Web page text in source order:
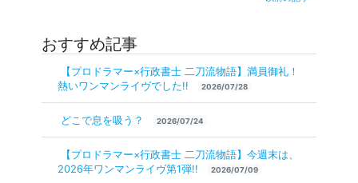
おすすめ記事
【プロドラマー×行政書士 二刀流物語】満員御礼！
熱いワンマンライヴでした!!
2026/07/28
どこで息を吸う？ 2026/07/24
【プロドラマー×行政書士 二刀流物語】今週末は、
2026年ワンマンライヴ第1弾!!
2026/07/09